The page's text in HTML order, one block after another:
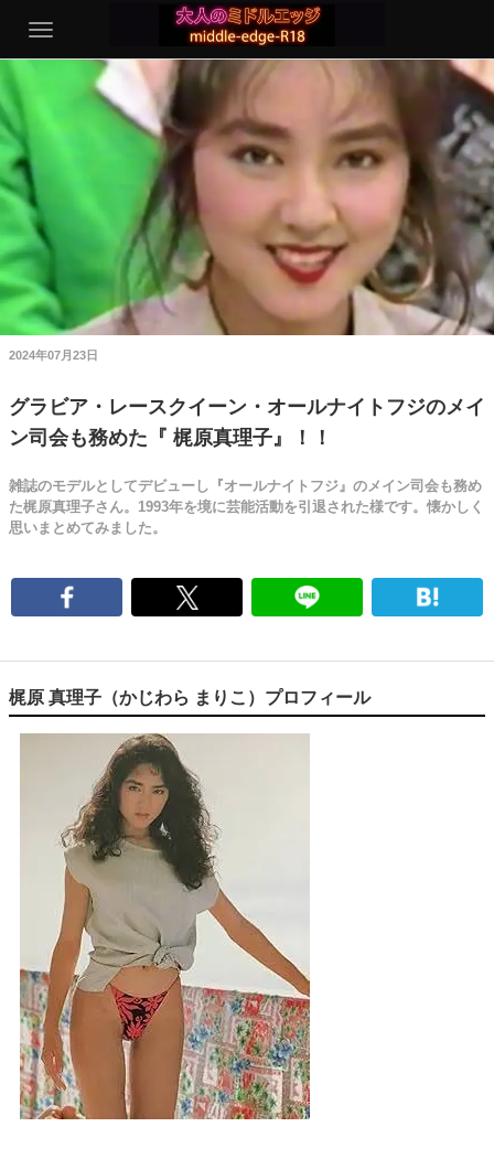
2024年07月23日
グラビア・レースクイーン・オールナイトフジのメイ
ン司会も務めた『 梶原真理子』！！
雑誌のモデルとしてデビューし『オールナイトフジ』のメイン司会も務め
た梶原真理子さん。1993年を境に芸能活動を引退された様です。懐かしく
思いまとめてみました。
梶原 真理子（かじわら まりこ）プロフィール